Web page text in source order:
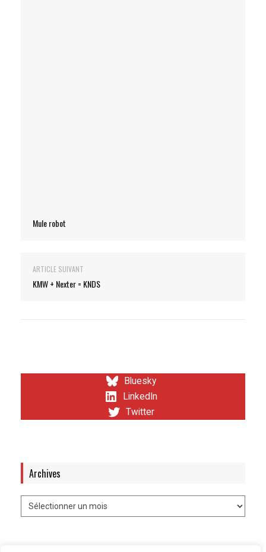
Mule robot
ARTICLE SUIVANT
KMW + Nexter = KNDS
Bluesky
LinkedIn
Twitter
Archives